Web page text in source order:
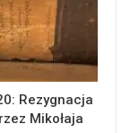
Rezygnacja
Mikołaja